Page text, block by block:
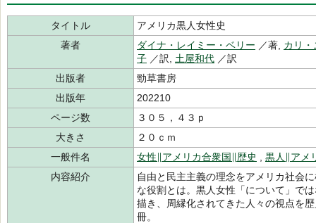
タイトル
アメリカ黒人女性史
著者
ダイナ・レイミー・ベリー ／著, カリ・
子 ／訳, 土屋和代 ／訳
出版者
勁草書房
出版年
202210
ページ数
３０５，４３ｐ
大きさ
２０ｃｍ
一般件名
女性∥アメリカ合衆国∥歴史
黒人∥アメ
内容紹介
自由と民主主義の理念をアメリカ社会
な役割とは。黒人女性「について」で
描き、周縁化されてきた人々の視点を
冊。